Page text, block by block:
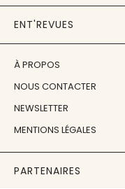
ENT'REVUES
À PROPOS
NOUS CONTACTER
NEWSLETTER
MENTIONS LÉGALES
PARTENAIRES